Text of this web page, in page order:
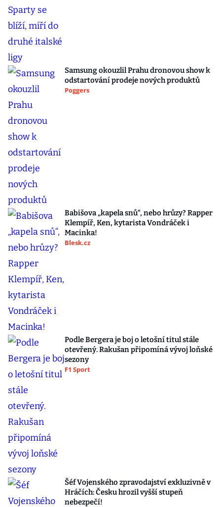
Samsung okouzlil Prahu dronovou show k
odstartování prodeje nových produktů
Poggers
Babišova „kapela snů“, nebo hrůzy? Rapper
Klempíř, Ken, kytarista Vondráček i
Macinka!
Blesk.cz
Podle Bergera je boj o letošní titul stále
otevřený. Rakušan připomíná vývoj loňské
sezony
F1 Sport
Šéf Vojenského zpravodajství exkluzivně v
Hráčích: Česku hrozil vyšší stupeň
nebezpečí!